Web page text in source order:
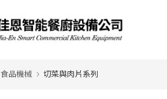
食品機械 切菜與肉片系列